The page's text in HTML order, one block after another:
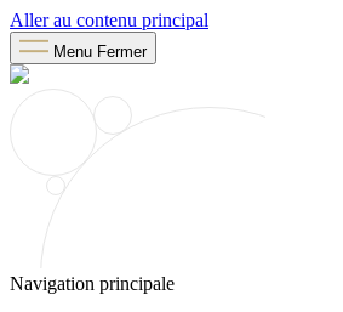
Aller au contenu principal
Menu Fermer
Navigation principale